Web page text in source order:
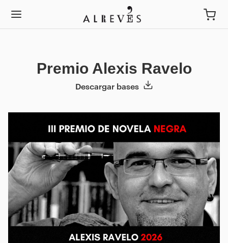
Premio Alexis Ravelo
Descargar bases